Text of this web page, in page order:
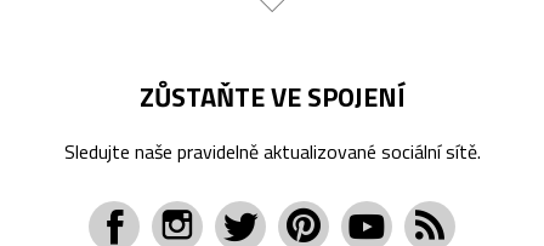
ZŮSTAŇTE VE SPOJENÍ
Sledujte naše pravidelně aktualizované sociální sítě.